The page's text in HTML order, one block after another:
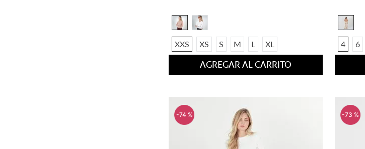
XXS XS S M L XL
AGREGAR AL CARRITO
4 6
-74 % -73 %